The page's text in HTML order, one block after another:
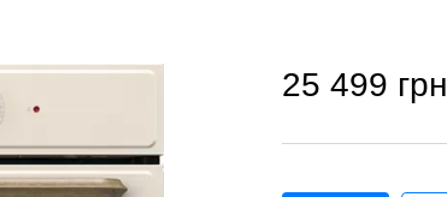
25 499 грн